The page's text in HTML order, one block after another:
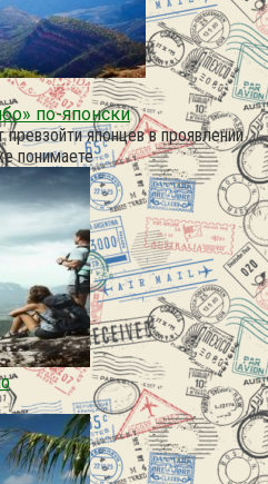
по-японски
японцев в проявлении
понимаете